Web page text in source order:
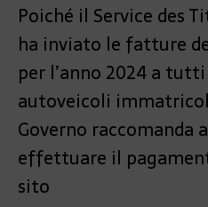
Poiché il Service des
ha inviato le fatture
per l’anno 2024 a
autoveicoli
Governo raccomanda
effettuare il
sito